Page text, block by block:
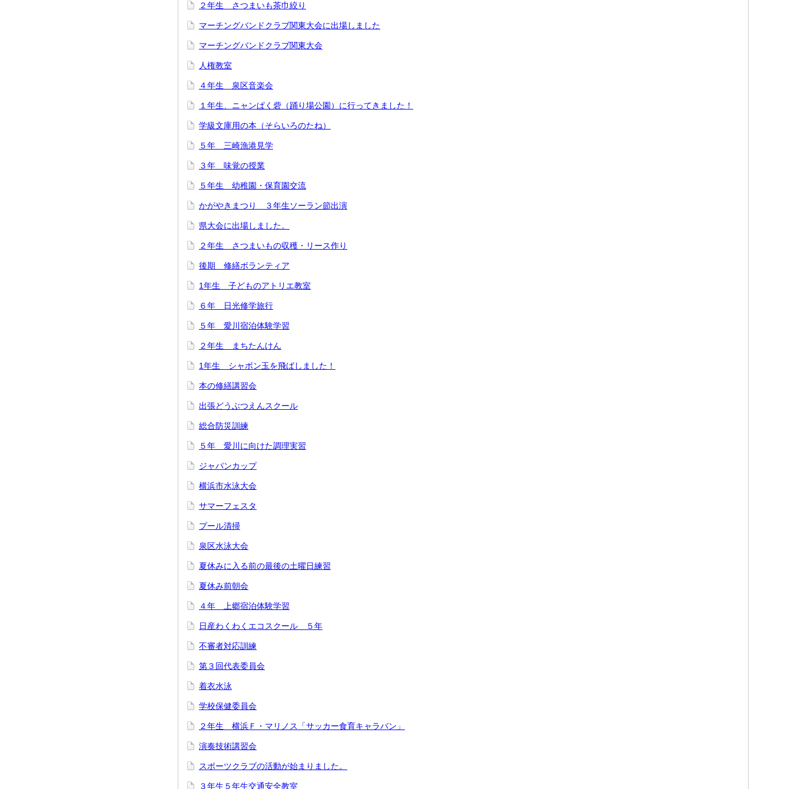
２年生 さつまいも茶巾絞り
マーチングバンドクラブ関東大会に出場しました
マーチングバンドクラブ関東大会
人権教室
４年生 泉区音楽会
１年生、ニャンぱく砦（踊り場公園）に行ってきました！
学級文庫用の本（そらいろのたね）
５年 三崎漁港見学
３年 味覚の授業
５年生 幼稚園・保育園交流
かがやきまつり ３年生ソーラン節出演
県大会に出場しました。
２年生 さつまいもの収穫・リース作り
後期 修繕ボランティア
1年生 子どものアトリエ教室
６年 日光修学旅行
５年 愛川宿泊体験学習
２年生 まちたんけん
1年生 シャボン玉を飛ばしました！
本の修繕講習会
出張どうぶつえんスクール
総合防災訓練
５年 愛川に向けた調理実習
ジャパンカップ
横浜市水泳大会
サマーフェスタ
プール清掃
泉区水泳大会
夏休みに入る前の最後の土曜日練習
夏休み前朝会
４年 上郷宿泊体験学習
日産わくわくエコスクール ５年
不審者対応訓練
第３回代表委員会
着衣水泳
学校保健委員会
２年生 横浜Ｆ・マリノス「サッカー食育キャラバン」
演奏技術講習会
スポーツクラブの活動が始まりました。
３年生５年生交通安全教室